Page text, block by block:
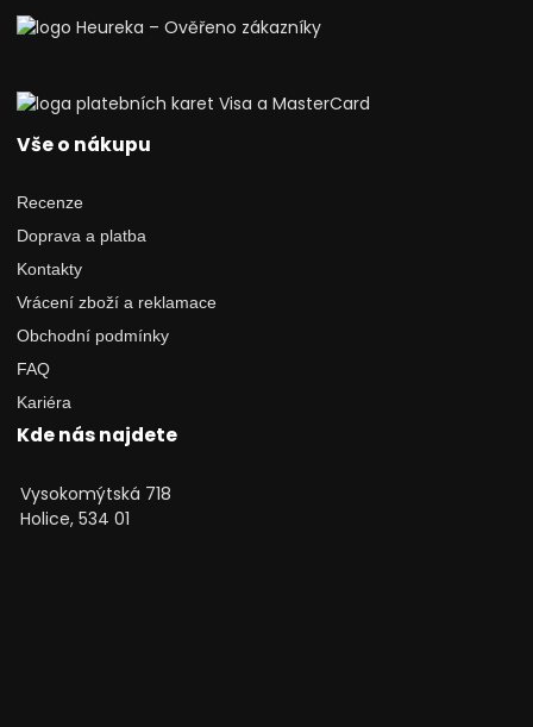
Vše o nákupu
Recenze
Doprava a platba
Kontakty
Vrácení zboží a reklamace
Obchodní podmínky
FAQ
Kariéra
Kde nás najdete
Vysokomýtská 718
Holice, 534 01